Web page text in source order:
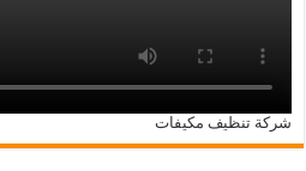
شركة تنظيف مكيفات